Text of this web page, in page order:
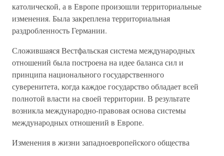
католической, а в Европе произошли территориальные
изменения. Была закреплена территориальная
раздробленность Германии.
Сложившаяся Вестфальская система международных
отношений была построена на идее баланса сил и
принципа национального государственного
суверенитета, когда каждое государство обладает всей
полнотой власти на своей территории. В результате
возникла международно-правовая основа системы
международных отношений в Европе.
Изменения в жизни западноевропейского общества